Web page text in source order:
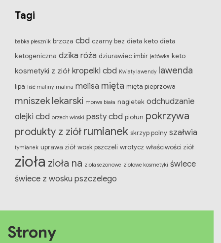
Tagi
babka płesznik brzoza cbd czarny bez dieta keto dieta
ketogeniczna dzika róża dziurawiec imbir jeżówka keto
kosmetyki z ziół kropelki cbd Kwiaty lawendy lawenda
lipa liść maliny malina melisa mięta mięta pieprzowa
mniszek lekarski morwa biała nagietek odchudzanie
olejki cbd orzech włoski pasty cbd piołun pokrzywa
produkty z ziół rumianek skrzyp polny szałwia
tymianek uprawa ziół wosk pszczeli wrotycz właściwości ziół
zioła zioła na zioła sezonowe ziołowe kosmetyki świece
świece z wosku pszczelego
Strony